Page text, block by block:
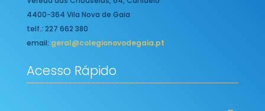
4400-364 Vila Nova de Gaia
telf.: 227 662 380
email: geral@colegionovodegaia.pt
Acesso Rápido